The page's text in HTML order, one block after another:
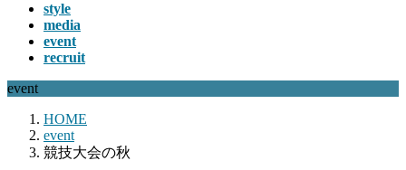
style
media
event
recruit
event
HOME
event
競技大会の秋